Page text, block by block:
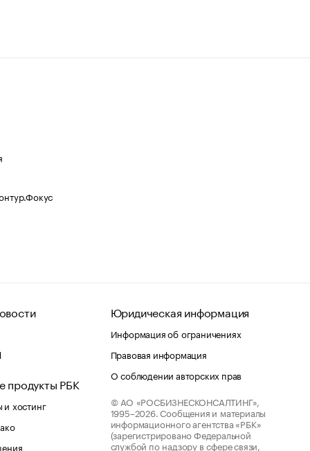
продукты РБК
хостинг
Юридическая информация
Информация об ограничениях
Правовая информация
О соблюдении авторских прав
© АО «РОСБИЗНЕСКОНСАЛТИНГ»,
1995–2026. Сообщения и материалы
информационного агентства «РБК»
(зарегистрировано Федеральной
службой по надзору в сфере связи,